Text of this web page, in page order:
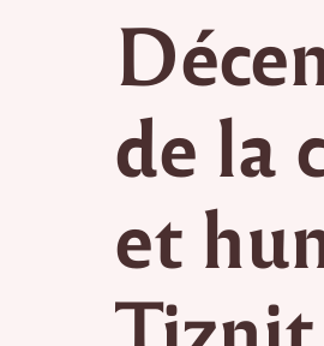
de la
et